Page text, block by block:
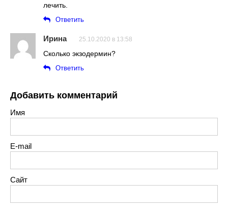
лечить.
Ответить
Ирина 25.10.2020 в 13:58
Сколько экзодермин?
Ответить
Добавить комментарий
Имя
E-mail
Сайт